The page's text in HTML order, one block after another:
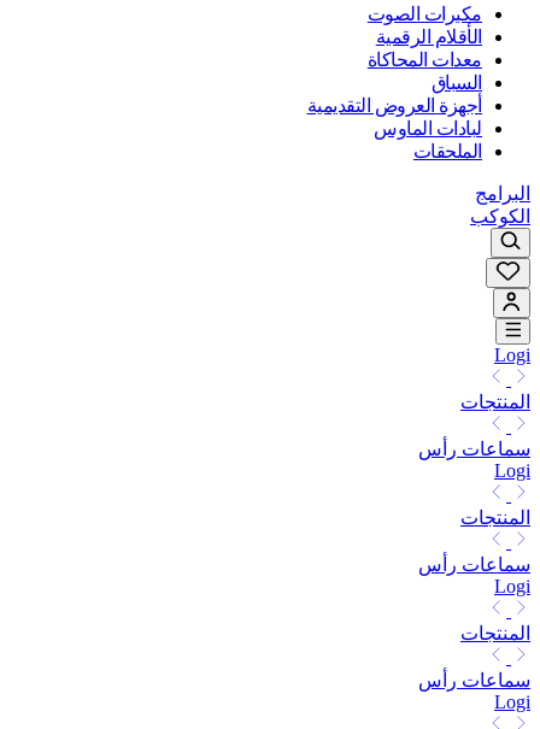
مكبرات الصوت
الأقلام الرقمية
معدات المحاكاة
السباق
أجهزة العروض التقديمية
لبادات الماوس
الملحقات
البرامج
الكوكب
Logi
المنتجات
سماعات رأس
Logi
المنتجات
سماعات رأس
Logi
المنتجات
سماعات رأس
Logi